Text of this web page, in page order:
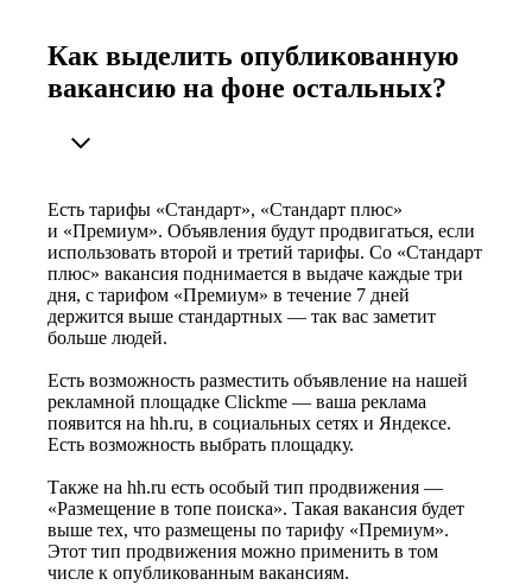
Как выделить опубликованную
вакансию на фоне остальных?
Есть тарифы «Стандарт», «Стандарт плюс»
и «Премиум». Объявления будут продвигаться, если
использовать второй и третий тарифы. Со «Стандарт
плюс» вакансия поднимается в выдаче каждые три
дня, с тарифом «Премиум» в течение 7 дней
держится выше стандартных — так вас заметит
больше людей.
Есть возможность разместить объявление на нашей
рекламной площадке Clickme — ваша реклама
появится на hh.ru, в социальных сетях и Яндексе.
Есть возможность выбрать площадку.
Также на hh.ru есть особый тип продвижения —
«Размещение в топе поиска». Такая вакансия будет
выше тех, что размещены по тарифу «Премиум».
Этот тип продвижения можно применить в том
числе к опубликованным вакансиям.